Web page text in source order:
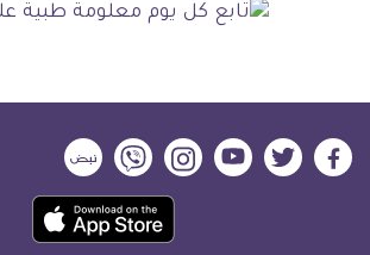
ديلي
ديلي
ديلي
ميديكال
ديلي
ميديكال
انفو
ديلي
ميديكال
انفو
ديلي
ميديكال
انفو
حمل
تطبيق